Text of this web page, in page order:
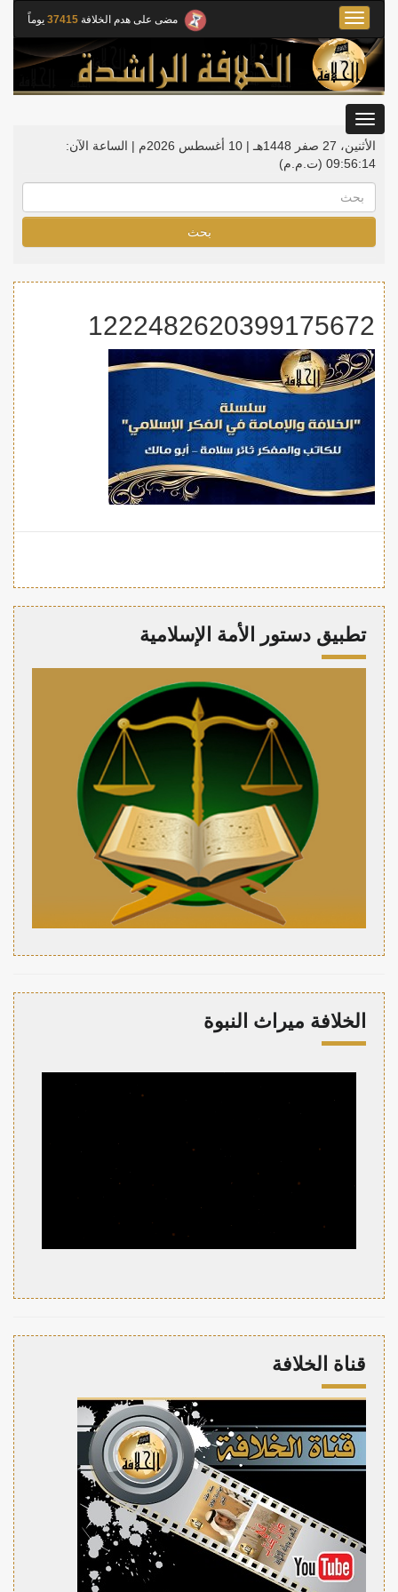
مضى على هدم الخلافة 37415 يوماً
Toggle
navigation
الأثنين، 27 صفر 1448هـ | 10 أغسطس 2026م |
الساعة الآن:
09:56:15 (ت.م.م)
بحث
1222482620399175672
تطبيق دستور الأمة الإسلامية
الخلافة ميراث النبوة
قناة الخلافة